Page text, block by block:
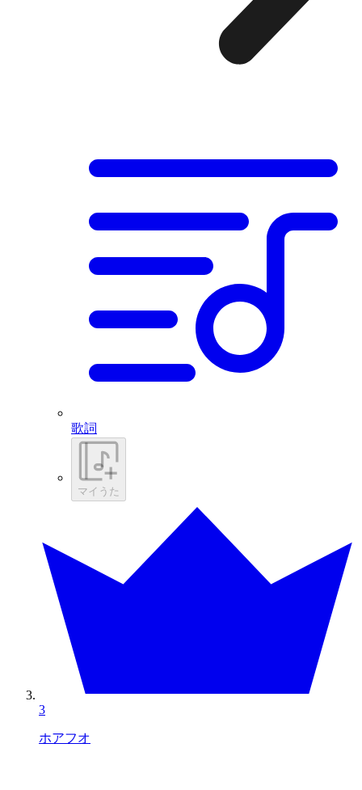
歌詞
マイうた
3
ホアフオ